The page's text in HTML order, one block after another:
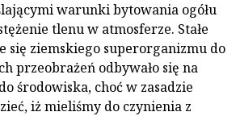
warunki bytowania ogółu
tlenu w atmosferze. Stałe
się ziemskiego superorganizmu do
przeobrażeń odbywało się na
środowiska, choć w zasadzie
iż mieliśmy do czynienia z